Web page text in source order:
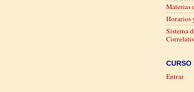
Materias
Horarios
Sistema
CURSO
Entrar